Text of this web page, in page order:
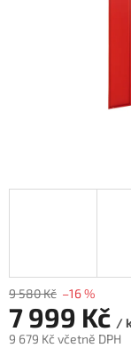
9 580 Kč –16 %
7 999 Kč /
9 679 Kč včetně DPH